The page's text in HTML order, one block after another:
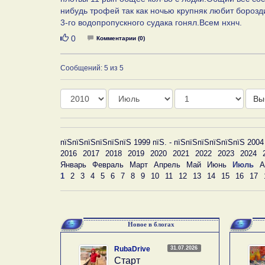
нибудь трофей так как ночью крупняк любит
3-го водопропускного судака гонял.Всем нхнч.
Нравится
0 Комментарии (0)
Сообщений: 5 из 5
Год Месяц День
пїЅпїЅпїЅпїЅпїЅпїЅ 1999 пїЅ. - пїЅпїЅпїЅпїЅпїЅпїЅ
2016
2017 2018 2019 2020 2021 2022 2023 2024
Январь
Февраль Март Апрель Май Июнь Июль
1
2 3 4 5 6 7 8 9 10 11 12 13 14 15 16 17
Новое в блогах
31.07.2026
RubaDrive
Старт